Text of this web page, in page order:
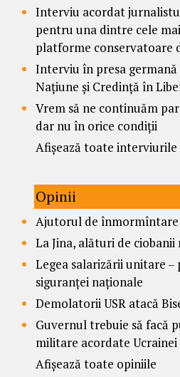
Interviu acordat
pentru una dintre cele
platforme conservatoare
Interviu în presa germană
Națiune și Credință în
Vrem să ne continuăm
dar nu în orice condiții
Afișează toate interviurile
Opinii
Ajutorul de înmormîntare
La Jina, alături de ciobanii
Legea salarizării unitare –
siguranței naționale
Demolatorii USR atacă
Guvernul trebuie să facă
militare acordate Ucrainei
Afișează toate opiniile